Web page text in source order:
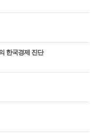
한국경제 진단